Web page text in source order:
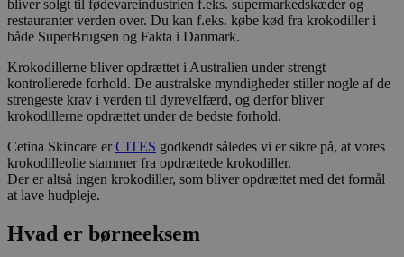
bliver solgt til fødevareindustrien f.eks. supermarkedskæder og
restauranter verden over. Du kan f.eks. købe kød fra krokodiller i
både SuperBrugsen og Fakta i Danmark.
Krokodillerne bliver opdrættet i Australien under strengt
kontrollerede forhold. De australske myndigheder stiller nogle af de
strengeste krav i verden til dyrevelfærd, og derfor bliver
krokodillerne opdrættet under de bedste forhold.
Cetina Skincare erCITES godkendt således vi er sikre på, at vores
krokodilleolie stammer fra opdrættede krokodiller.
Der er altså ingen krokodiller, som bliver opdrættet med det formål
at lave hudpleje.
Hvad er børneeksem